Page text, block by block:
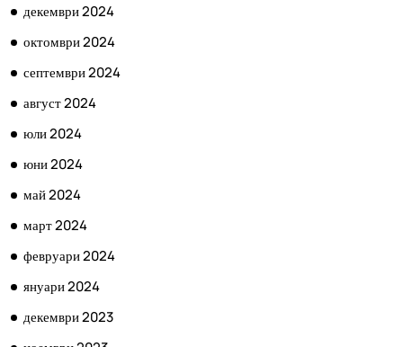
декември 2024
октомври 2024
септември 2024
август 2024
юли 2024
юни 2024
май 2024
март 2024
февруари 2024
януари 2024
декември 2023